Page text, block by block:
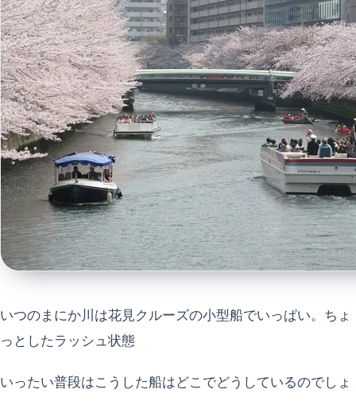
いつのまにか川は花見クルーズの小型船でいっぱい。ちょ
っとしたラッシュ状態
いったい普段はこうした船はどこでどうしているのでしょ